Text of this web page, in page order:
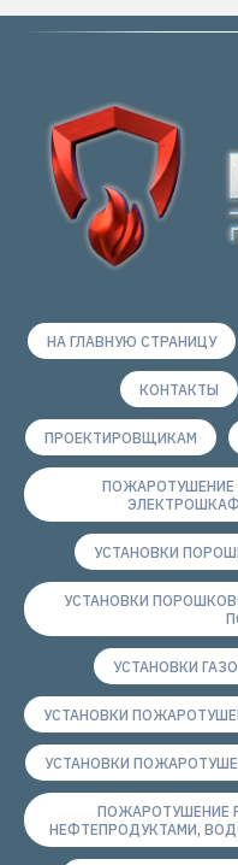
НА ГЛАВНУЮ СТРАНИЦУ
КОНТАКТЫ
ПРОЕКТИРОВЩИКАМ
ПОЖАРОТУШЕНИЕ
УСТАНОВКИ
УСТАНОВКИ
УСТАНОВКИ
УСТАНОВКИ
УСТАНОВКИ
ПОЖАРОТУШЕНИЕ
НЕФТЕПРОДУКТАМИ,